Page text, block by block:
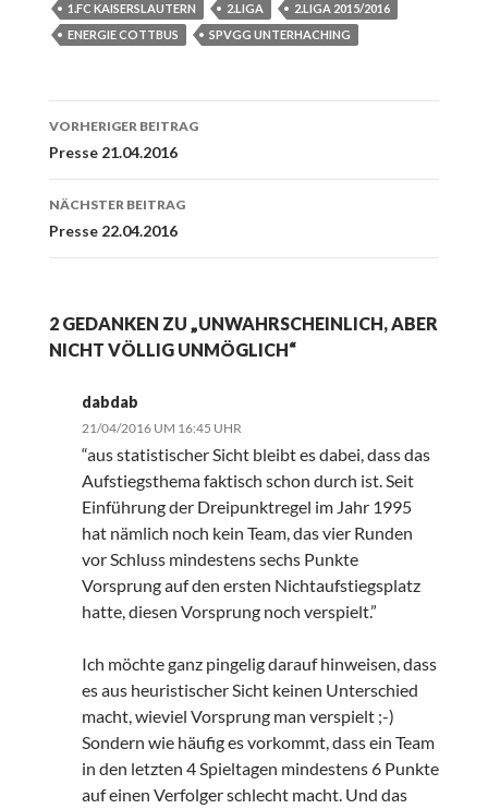
1.FC KAISERSLAUTERN 2.LIGA
2.LIGA 2015/2016
ENERGIE COTTBUS
SPVGG UNTERHACHING
Beitrags-
Navigation
VORHERIGER BEITRAG
Presse 21.04.2016
NÄCHSTER BEITRAG
Presse 22.04.2016
2 GEDANKEN ZU „UNWAHRSCHEINLICH, ABER
NICHT VÖLLIG UNMÖGLICH“
dabdab
21/04/2016 UM 16:45 UHR
“aus statistischer Sicht bleibt es dabei, dass das
Aufstiegsthema faktisch schon durch ist. Seit
Einführung der Dreipunktregel im Jahr 1995
hat nämlich noch kein Team, das vier Runden
vor Schluss mindestens sechs Punkte
Vorsprung auf den ersten Nichtaufstiegsplatz
hatte, diesen Vorsprung noch verspielt.”
Ich möchte ganz pingelig darauf hinweisen, dass
es aus heuristischer Sicht keinen Unterschied
macht, wieviel Vorsprung man verspielt ;-)
Sondern wie häufig es vorkommt, dass ein Team
in den letzten 4 Spieltagen mindestens 6 Punkte
auf einen Verfolger schlecht macht. Und das